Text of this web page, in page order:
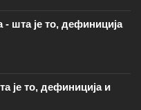
шта је то, дефиниција
је то, дефиниција и